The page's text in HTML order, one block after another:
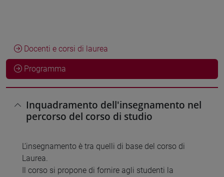
Docenti e corsi di laurea
Programma
Inquadramento dell'insegnamento nel
percorso del corso di studio
L’insegnamento è tra quelli di base del corso di
Laurea.
Il corso si propone di fornire agli studenti la